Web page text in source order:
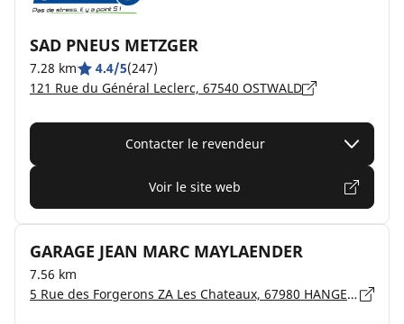
SAD PNEUS METZGER
7.28 km 4.4/5(247)
121 Rue du Général Leclerc, 67540 OSTWALD
Contacter le revendeur
Voir le site web
GARAGE JEAN MARC MAYLAENDER
7.56 km
5 Rue des Forgerons ZA Les Chateaux, 67980 HANGENBIETEN